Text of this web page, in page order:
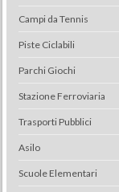
Campi da Tennis
Piste Ciclabili
Parchi Giochi
Stazione Ferroviaria
Trasporti Pubblici
Asilo
Scuole Elementari